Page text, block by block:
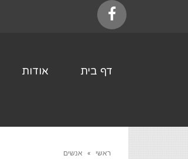
דף בית אודות
ראשי » אנשים